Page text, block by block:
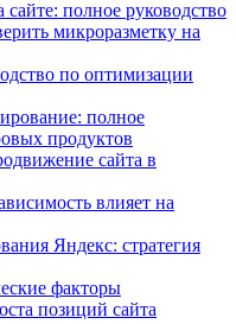
микроразметку на
полное
продуктов
влияет на
факторы
позиций сайта